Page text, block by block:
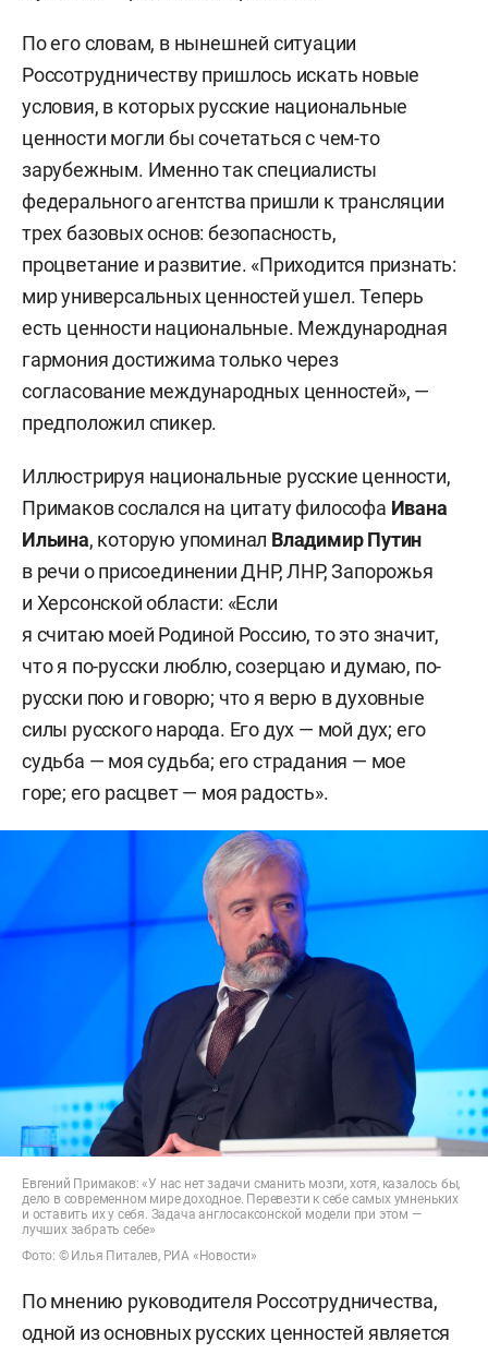
По его словам, в нынешней ситуации
Россотрудничеству пришлось искать новые
условия, в которых русские национальные
ценности могли бы сочетаться с чем-то
зарубежным. Именно так специалисты
федерального агентства пришли к трансляции
трех базовых основ: безопасность,
процветание и развитие. «Приходится признать:
мир универсальных ценностей ушел. Теперь
есть ценности национальные. Международная
гармония достижима только через
согласование международных ценностей», —
предположил спикер.
Иллюстрируя национальные русские ценности,
Примаков сослался на цитату философа Ивана
Ильина, которую упоминал Владимир Путин
в речи о присоединении ДНР, ЛНР, Запорожья
и Херсонской области: «Если
я считаю моей Родиной Россию, то это значит,
что я по-русски люблю, созерцаю и думаю, по-
русски пою и говорю; что я верю в духовные
силы русского народа. Его дух — мой дух; его
судьба — моя судьба; его страдания — мое
горе; его расцвет — моя радость».
Евгений Примаков: «У нас нет задачи сманить мозги, хотя, казалось бы,
дело в современном мире доходное. Перевезти к себе самых умненьких
и оставить их у себя. Задача англосаксонской модели при этом —
лучших забрать себе»
Фото: © Илья Питалев, РИА «Новости»
По мнению руководителя Россотрудничества,
одной из основных русских ценностей является